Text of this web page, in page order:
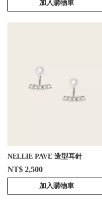
加入購物車
NELLIE PAVE 造型耳針
NT$ 2,500
加入購物車